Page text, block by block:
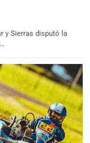
y Sierras disputó la